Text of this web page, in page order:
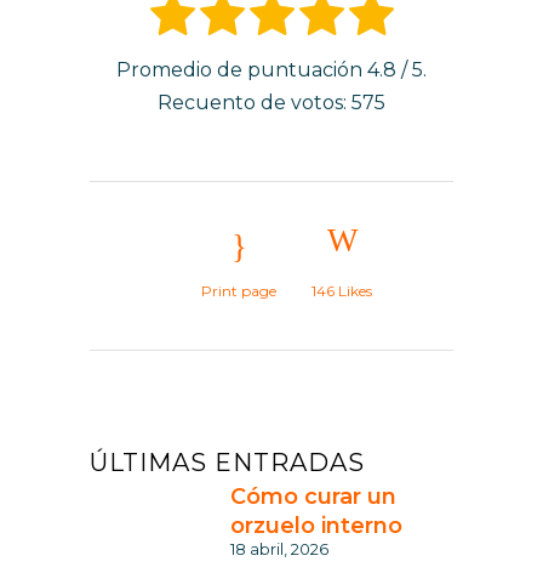
Promedio de puntuación 4.8 / 5.
Recuento de votos: 575
Print page 146 Likes
ÚLTIMAS ENTRADAS
Cómo curar un
orzuelo interno
18 abril, 2026